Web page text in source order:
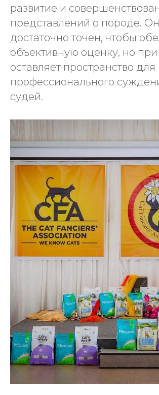
развитие и
представлений о породе. Он
достаточно точен, чтобы
объективную оценку, но при
оставляет пространство для
профессионального
судей.